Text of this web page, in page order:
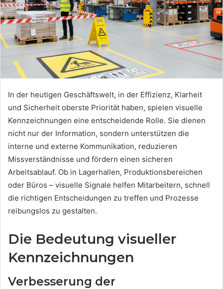
In der heutigen Geschäftswelt, in der Effizienz, Klarheit
und Sicherheit oberste Priorität haben, spielen visuelle
Kennzeichnungen eine entscheidende Rolle. Sie dienen
nicht nur der Information, sondern unterstützen die
interne und externe Kommunikation, reduzieren
Missverständnisse und fördern einen sicheren
Arbeitsablauf. Ob in Lagerhallen, Produktionsbereichen
oder Büros – visuelle Signale helfen Mitarbeitern, schnell
die richtigen Entscheidungen zu treffen und Prozesse
reibungslos zu gestalten.
Die Bedeutung visueller
Kennzeichnungen
Verbesserung der